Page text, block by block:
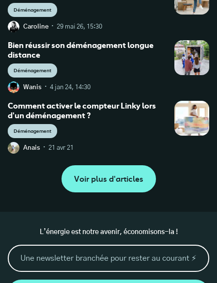
Déménagement
Caroline · 29 mai 26, 15:30
Bien réussir son déménagement longue
distance
Déménagement
Wanis · 4 jan 24, 14:30
Comment activer le compteur Linky lors
d'un déménagement ?
Déménagement
Anais · 21 avr 21
Voir plus d'articles
L’énergie est notre avenir, économisons-la !